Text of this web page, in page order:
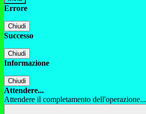
Errore
Chiudi
Successo
Chiudi
Informazione
Chiudi
Attendere...
Attendere il completamento dell'operazione...